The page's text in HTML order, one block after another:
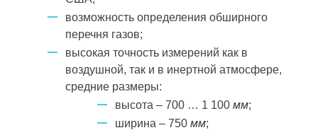
возможность определения обширного
перечня газов;
высокая точность измерений как в
воздушной, так и в инертной атмосфере,
средние размеры:
высота – 700 … 1 100мм;
ширина – 750мм;